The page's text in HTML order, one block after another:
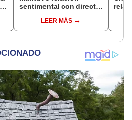
sentimental con director
denunciarlo por
tocamientos: “Me
LEER MÁS